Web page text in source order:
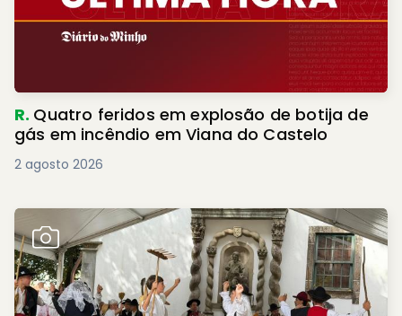
R. Quatro feridos em explosão de botija de
gás em incêndio em Viana do Castelo
2 agosto 2026